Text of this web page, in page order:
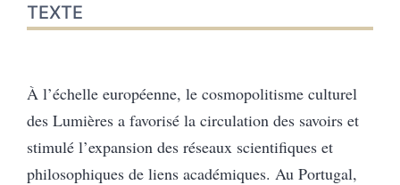
TEXTE
À l’échelle européenne, le cosmopolitisme culturel
des Lumières a favorisé la circulation des savoirs et
stimulé l’expansion des réseaux scientifiques et
philosophiques de liens académiques. Au Portugal,